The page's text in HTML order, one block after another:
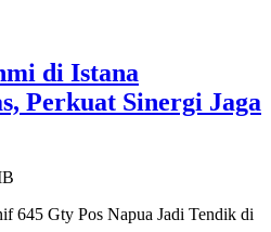
di Istana
Perkuat Sinergi Jaga